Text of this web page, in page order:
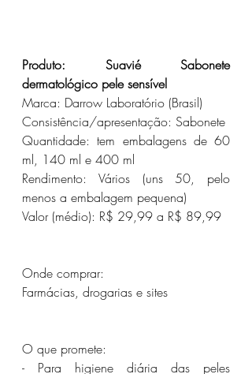
Produto: Suavié Sabonete
dermatológico pele sensível
Marca: Darrow Laboratório (Brasil)
Consistência/apresentação: Sabonete
Quantidade: tem embalagens de 60
ml, 140 ml e 400 ml
Rendimento: Vários (uns 50, pelo
menos a embalagem pequena)
Valor (médio): R$ 29,99 a R$ 89,99
Onde comprar:
Farmácias, drogarias e sites
O que promete:
- Para higiene diária das peles